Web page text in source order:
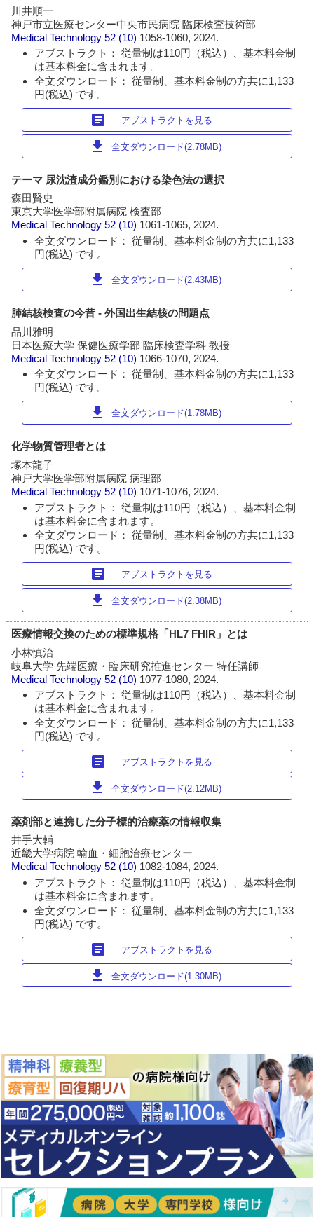
川井順一
神戸市立医療センター中央市民病院 臨床検査技術部
Medical Technology 52 (10) 1058-1060, 2024.
アブストラクト： 従量制は110円（税込）、基本料金制
は基本料金に含まれます。
全文ダウンロード： 従量制、基本料金制の方共に1,133
円(税込) です。
article アブストラクトを見る
download 全文ダウンロード(2.78MB)
テーマ 尿沈渣成分鑑別における染色法の選択
森田賢史
東京大学医学部附属病院 検査部
Medical Technology 52 (10) 1061-1065, 2024.
全文ダウンロード： 従量制、基本料金制の方共に1,133
円(税込) です。
download 全文ダウンロード(2.43MB)
肺結核検査の今昔 - 外国出生結核の問題点
品川雅明
日本医療大学 保健医療学部 臨床検査学科 教授
Medical Technology 52 (10) 1066-1070, 2024.
全文ダウンロード： 従量制、基本料金制の方共に1,133
円(税込) です。
download 全文ダウンロード(1.78MB)
化学物質管理者とは
塚本龍子
神戸大学医学部附属病院 病理部
Medical Technology 52 (10) 1071-1076, 2024.
アブストラクト： 従量制は110円（税込）、基本料金制
は基本料金に含まれます。
全文ダウンロード： 従量制、基本料金制の方共に1,133
円(税込) です。
article アブストラクトを見る
download 全文ダウンロード(2.38MB)
医療情報交換のための標準規格「HL7 FHIR」とは
小林慎治
岐阜大学 先端医療・臨床研究推進センター 特任講師
Medical Technology 52 (10) 1077-1080, 2024.
アブストラクト： 従量制は110円（税込）、基本料金制
は基本料金に含まれます。
全文ダウンロード： 従量制、基本料金制の方共に1,133
円(税込) です。
article アブストラクトを見る
download 全文ダウンロード(2.12MB)
薬剤部と連携した分子標的治療薬の情報収集
井手大輔
近畿大学病院 輸血・細胞治療センター
Medical Technology 52 (10) 1082-1084, 2024.
アブストラクト： 従量制は110円（税込）、基本料金制
は基本料金に含まれます。
全文ダウンロード： 従量制、基本料金制の方共に1,133
円(税込) です。
article アブストラクトを見る
download 全文ダウンロード(1.30MB)